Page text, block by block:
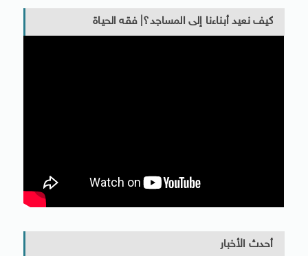
كيف نعيد أبناءنا إلى المساجد؟| فقه الحياة
أحدث الأخبار